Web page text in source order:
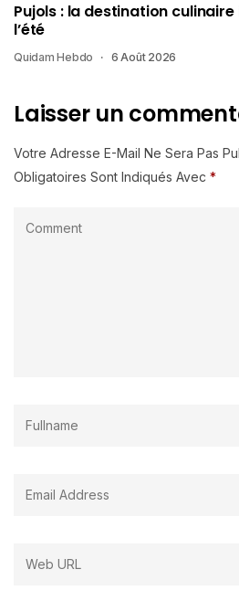
Pujols : la destination
l’été
Quidam Hebdo 6 Août 2026
Laisser un
Votre Adresse E-Mail Ne Sera Pas
Obligatoires Sont Indiqués Avec *